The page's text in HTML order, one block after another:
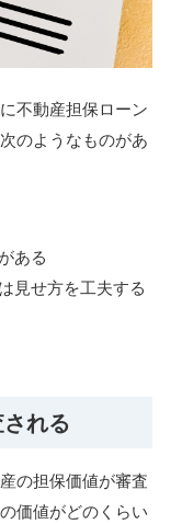
不動産担保ローン
のようなものがあ
ある
見せ方を工夫する
れる
の担保価値が審査
価値がどのくらい